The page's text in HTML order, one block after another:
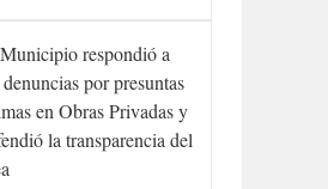
respondió a
por presuntas
en Obras Privadas y
la transparencia del